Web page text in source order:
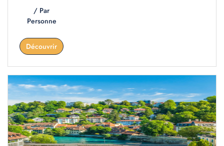
/ Par
Personne
Découvrir